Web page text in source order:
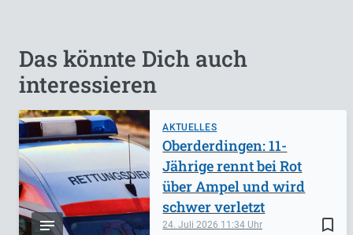
Das könnte Dich auch
interessieren
AKTUELLES
bookmark_border
24. Juli 2026 11:34
Oberderdingen: 11-
Jährige rennt bei Rot
über Ampel und wird
schwer verletzt